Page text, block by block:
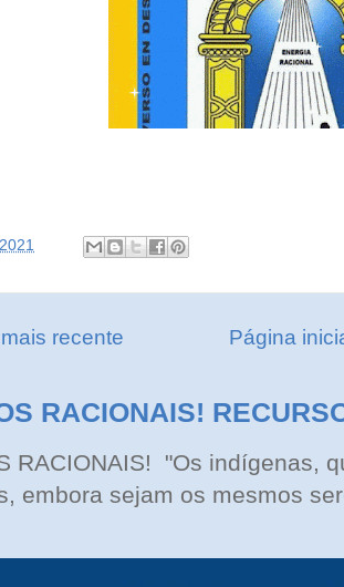
recente Página
RACIONAIS!
RACIONAIS! "Os indígenas,
embora sejam os mesmos